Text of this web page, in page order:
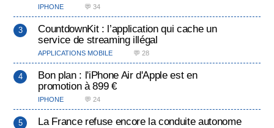
IPHONE 💬 34
CountdownKit : l’application qui cache un
service de streaming illégal
APPLICATIONS MOBILE 💬 28
Bon plan : l'iPhone Air d'Apple est en
promotion à 899 €
IPHONE 💬 24
La France refuse encore la conduite autonome